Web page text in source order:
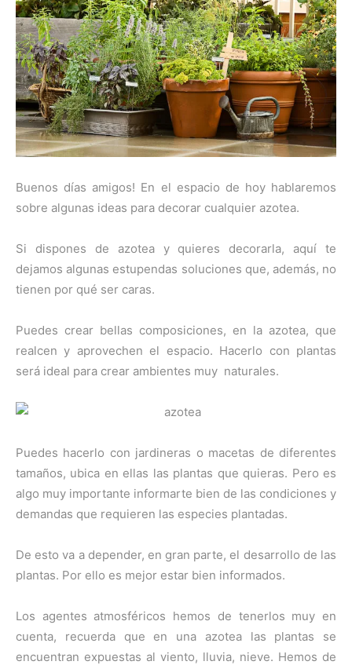
Buenos días amigos! En el espacio de hoy hablaremos
sobre algunas ideas para decorar cualquier azotea.
Si dispones de azotea y quieres decorarla, aquí te
dejamos algunas estupendas soluciones que, además, no
tienen por qué ser caras.
Puedes crear bellas composiciones, en la azotea, que
realcen y aprovechen el espacio. Hacerlo con plantas
será ideal para crear ambientes muy naturales.
Puedes hacerlo con jardineras o macetas de diferentes
tamaños, ubica en ellas las plantas que quieras. Pero es
algo muy importante informarte bien de las condiciones y
demandas que requieren las especies plantadas.
De esto va a depender, en gran parte, el desarrollo de las
plantas. Por ello es mejor estar bien informados.
Los agentes atmosféricos hemos de tenerlos muy en
cuenta, recuerda que en una azotea las plantas se
encuentran expuestas al viento, lluvia, nieve. Hemos de